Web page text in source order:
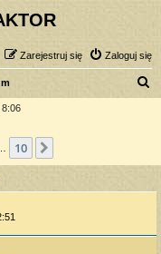
Zaloguj się
Zarejestruj się
a
j
8:06
10